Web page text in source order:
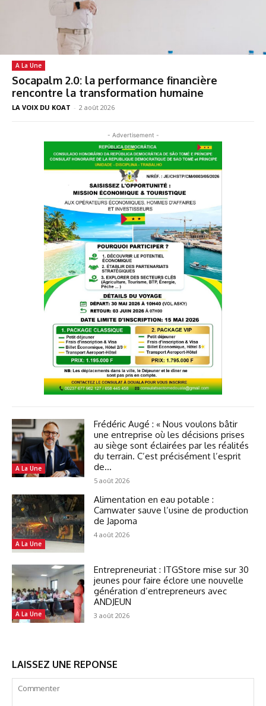
A La Une
Socapalm 2.0: la performance financière
rencontre la transformation humaine
LA VOIX DU KOAT - 2 août 2026
- Advertisement -
A La Une
Frédéric Augé : « Nous voulons bâtir
une entreprise où les décisions prises
au siège sont éclairées par les réalités
du terrain. C’est précisément l’esprit
de...
5 août 2026
A La Une
Alimentation en eau potable :
Camwater sauve l’usine de production
de Japoma
4 août 2026
A La Une
Entrepreneuriat : ITGStore mise sur 30
jeunes pour faire éclore une nouvelle
génération d’entrepreneurs avec
ANDJEUN
3 août 2026
LAISSEZ UNE REPONSE